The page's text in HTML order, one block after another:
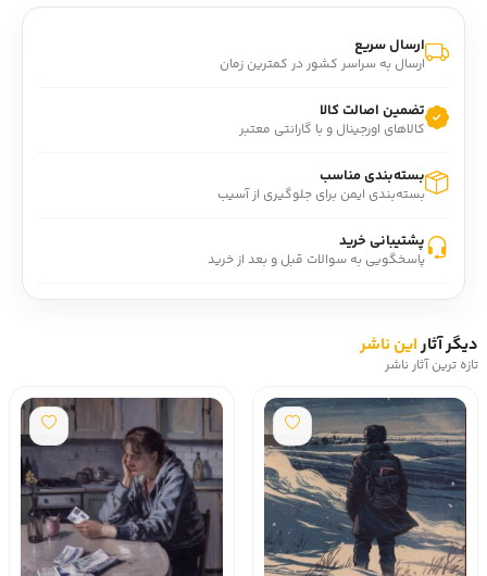
ارسال سریع
ارسال به سراسر کشور در کمترین زمان
تضمین اصالت کالا
کالاهای اورجینال و با گارانتی معتبر
بسته‌بندی مناسب
بسته‌بندی ایمن برای جلوگیری از آسیب
پشتیبانی خرید
پاسخگویی به سوالات قبل و بعد از خرید
دیگر آثاراین ناشر
تازه ترین آثار ناشر